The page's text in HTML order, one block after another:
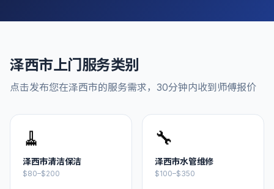
泽西市上门服务类别
点击发布您在泽西市的服务需求，30分钟内收到师傅报价
🧹
泽西市清洁保洁
$80–$200
🔧
泽西市水管维修
$100–$350